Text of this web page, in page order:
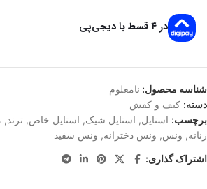
در ۴ قسط با دیجی‌پی
شناسه محصول: نامعلوم
دسته: کیف و کفش
برچسب: استایل, استایل شیک, استایل خاص, ترند,
زنانه, ونس, ونس دخترانه, ونس سفید
اشتراک گذاری: